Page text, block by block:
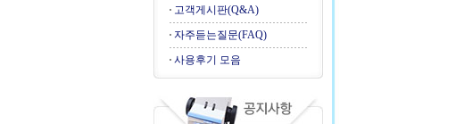
고객게시판(Q&A)
자주듣는질문(FAQ)
사용후기 모음